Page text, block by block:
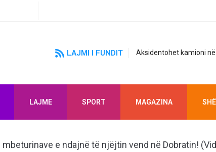
LAJMI I FUNDIT Aksidentohet kamioni
LAJME SPORT MAGAZINA